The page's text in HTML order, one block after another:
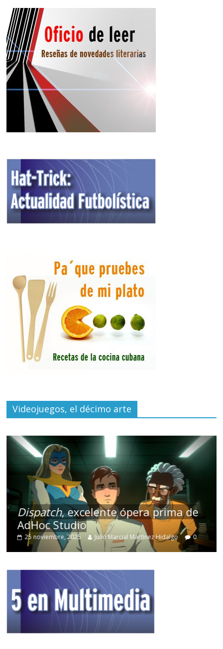
Videojuegos, el décimo arte
Dispatch, excelente ópera prima de
AdHoc Studio
25 noviembre, 2025 Julio Marcial Martínez Hidalgo 0